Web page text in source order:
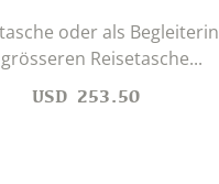
oder als Begleiterin
Reisetasche...
USD 253.50